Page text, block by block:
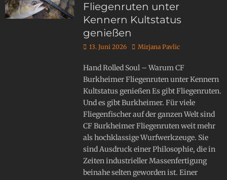
Fliegenruten unter
Kennern Kultstatus
genießen
13. Juni 2026 Mirjana Pavlic
Hand Rolled Soul – Warum CF
Burkheimer Fliegenruten unter Kennern
Kultstatus genießen Es gibt Fliegenruten.
Und es gibt Burkheimer. Für viele
Fliegenfischer auf der ganzen Welt sind
CF Burkheimer Fliegenruten weit mehr
als hochklassige Wurfwerkzeuge. Sie
sind Ausdruck einer Philosophie, die in
Zeiten industrieller Massenfertigung
beinahe selten geworden ist. Einer